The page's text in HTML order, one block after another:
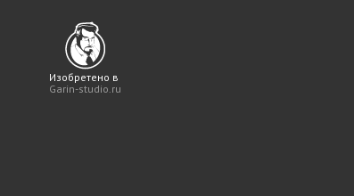
Изобретено в
Garin-studio.ru